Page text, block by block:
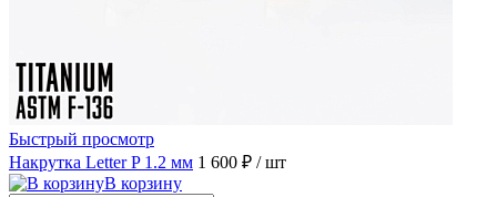
Быстрый просмотр
Накрутка Letter P 1.2 мм 1 600 ₽ / шт
В корзину